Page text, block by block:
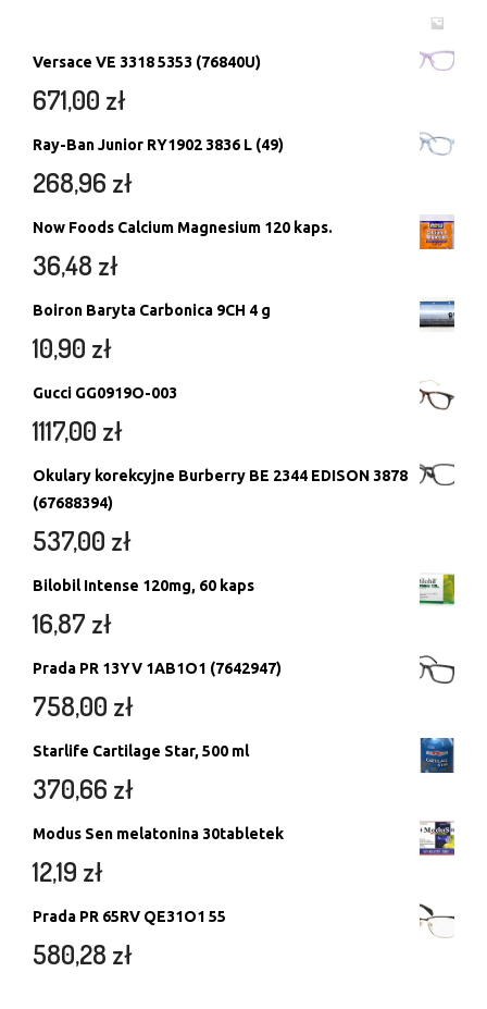
Versace VE 3318 5353 (76840U)
671,00 zł
Ray-Ban Junior RY1902 3836 L (49)
268,96 zł
Now Foods Calcium Magnesium 120 kaps.
36,48 zł
Boiron Baryta Carbonica 9CH 4 g
10,90 zł
Gucci GG0919O-003
1117,00 zł
Okulary korekcyjne Burberry BE 2344 EDISON 3878
(67688394)
537,00 zł
Bilobil Intense 120mg, 60 kaps
16,87 zł
Prada PR 13YV 1AB1O1 (7642947)
758,00 zł
Starlife Cartilage Star, 500 ml
370,66 zł
Modus Sen melatonina 30tabletek
12,19 zł
Prada PR 65RV QE31O1 55
580,28 zł